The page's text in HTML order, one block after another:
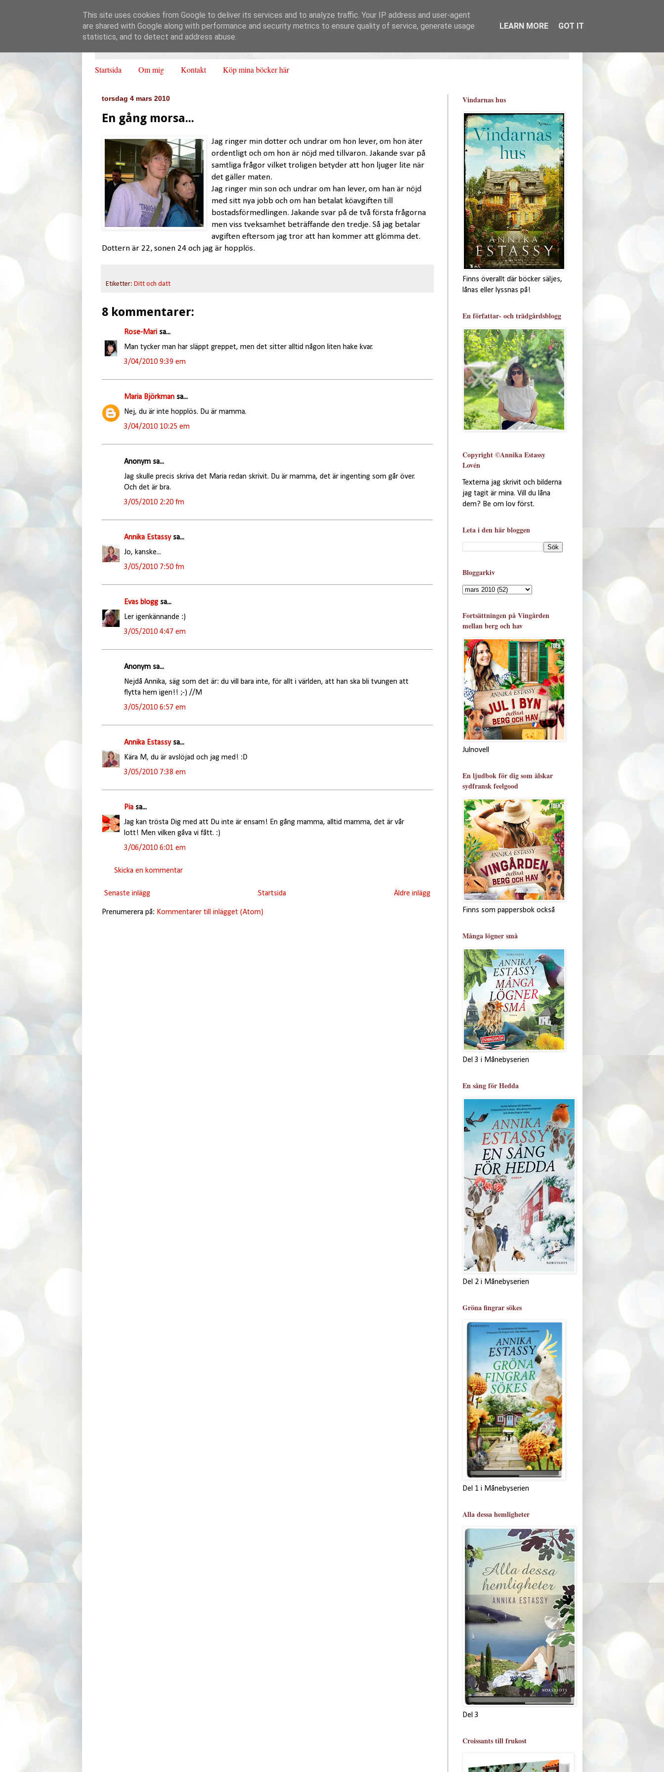
Startsida Om mig Kontakt Köp mina böcker här
torsdag 4 mars 2010
En gång morsa...
Jag ringer min dotter och undrar om hon lever, om hon äter
ordentligt och om hon är nöjd med tillvaron. Jakande svar på
samtliga frågor vilket troligen betyder att hon ljuger lite när
det gäller maten.
Jag ringer min son och undrar om han lever, om han är nöjd
med sitt nya jobb och om han betalat köavgiften till
bostadsförmedlingen. Jakande svar på de två första frågorna
men viss tveksamhet beträffande den tredje. Så jag betalar
avgiften eftersom jag tror att han kommer att glömma det.
Dottern är 22, sonen 24 och jag är hopplös.
Etiketter: Ditt och datt
8 kommentarer:
Rose-Marisa...
Man tycker man har släppt greppet, men det sitter alltid någon liten hake kvar.
3/04/2010 9:39 em
Maria Björkmansa...
Nej, du är inte hopplös. Du är mamma.
3/04/2010 10:25 em
Anonym sa...
Jag skulle precis skriva det Maria redan skrivit. Du är mamma, det är ingenting som går över.
Och det är bra.
3/05/2010 2:20 fm
Annika Estassysa...
Jo, kanske...
3/05/2010 7:50 fm
Evas bloggsa...
Ler igenkännande :)
3/05/2010 4:47 em
Anonym sa...
Nejdå Annika, säg som det är: du vill bara inte, för allt i världen, att han ska bli tvungen att
flytta hem igen!! ;-) //M
3/05/2010 6:57 em
Annika Estassysa...
Kära M, du är avslöjad och jag med! :D
3/05/2010 7:38 em
Piasa...
Jag kan trösta Dig med att Du inte är ensam! En gång mamma, alltid mamma, det är vår
lott! Men vilken gåva vi fått. :)
3/06/2010 6:01 em
Skicka en kommentar
Senaste inlägg Äldre inlägg
Startsida
Prenumerera på: Kommentarer till inlägget (Atom)
Vindarnas hus
Finns överallt där böcker säljes,
lånas eller lyssnas på!
En författar- och trädgårdsblogg
Copyright ©Annika Estassy
Lovén
Texterna jag skrivit och bilderna
jag tagit är mina. Vill du låna
dem? Be om lov först.
Leta i den här bloggen
Bloggarkiv
Fortsättningen på Vingården
mellan berg och hav
Julnovell
En ljudbok för dig som älskar
sydfransk feelgood
Finns som pappersbok också
Många lögner små
Del 3 i Månebyserien
En sång för Hedda
Del 2 i Månebyserien
Gröna fingrar sökes
Del 1 i Månebyserien
Alla dessa hemligheter
Del 3
Croissants till frukost
This site uses cookies from Google to deliver its services and to analyze traffic. Your IP address and user-agent
are shared with Google along with performance and security metrics to ensure quality of service, generate usage
statistics, and to detect and address abuse.
LEARN MORE GOT IT